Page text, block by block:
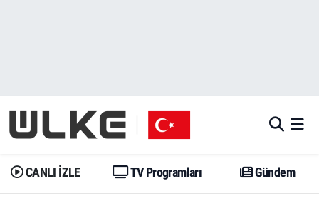
CANLI İZLE TV Programları Gündem
Gündem
Dünya
Gündem
Trend
İstanbul Namaz Vakitleri
Trafik Durumu